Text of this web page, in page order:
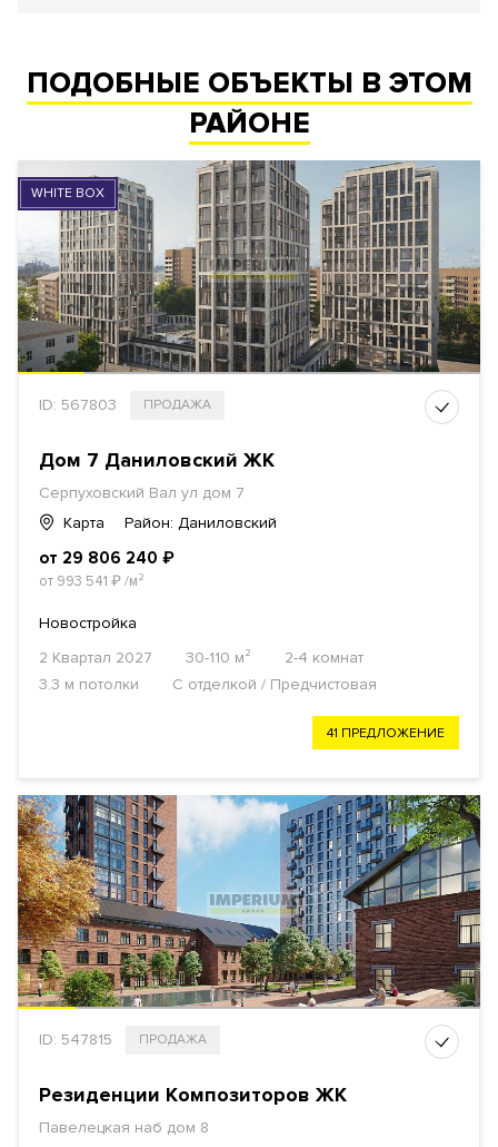
ПОДОБНЫЕ ОБЪЕКТЫ В ЭТОМ
РАЙОНЕ
WHITE BOX
ID: 567803 ПРОДАЖА
Дом 7 Даниловский ЖК
Серпуховский Вал ул дом 7
Карта
Район: Даниловский
от 29 806 240 ₽
от 993 541 ₽/м²
Новостройка
2 Квартал 2027
30-110 м²
2-4 комнат
3.3 м потолки
С отделкой / Предчистовая
41 ПРЕДЛОЖЕНИЕ
ID: 547815 ПРОДАЖА
Резиденции Композиторов ЖК
Павелецкая наб дом 8